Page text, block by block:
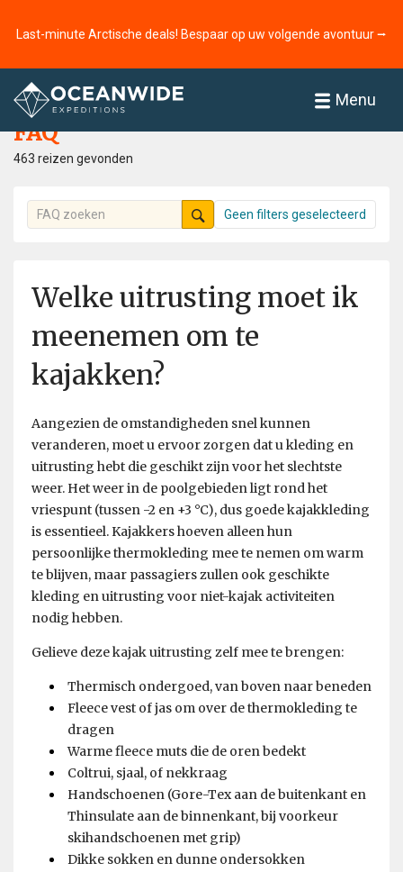
Last-minute Arctische deals! Bespaar op uw volgende avontuur ⭢
Menu
Home
FAQ
463 reizen gevonden
Geen filters geselecteerd
Welke uitrusting moet ik
meenemen om te
kajakken?
Aangezien de omstandigheden snel kunnen
veranderen, moet u ervoor zorgen dat u kleding en
uitrusting hebt die geschikt zijn voor het slechtste
weer. Het weer in de poolgebieden ligt rond het
vriespunt (tussen -2 en +3 °C), dus goede kajakkleding
is essentieel. Kajakkers hoeven alleen hun
persoonlijke thermokleding mee te nemen om warm
te blijven, maar passagiers zullen ook geschikte
kleding en uitrusting voor niet-kajak activiteiten
nodig hebben.
Gelieve deze kajak uitrusting zelf mee te brengen:
Thermisch ondergoed, van boven naar beneden
Fleece vest of jas om over de thermokleding te
dragen
Warme fleece muts die de oren bedekt
Coltrui, sjaal, of nekkraag
Handschoenen (Gore-Tex aan de buitenkant en
Thinsulate aan de binnenkant, bij voorkeur
skihandschoenen met grip)
Dikke sokken en dunne ondersokken